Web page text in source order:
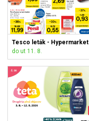
Tesco leták - Hypermarket
do ut 11. 8.